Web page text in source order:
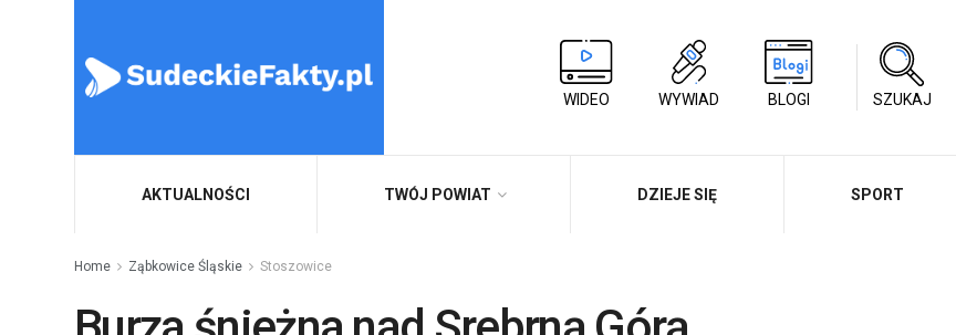
WIDEO WYWIAD BLOGI SZUKAJ
AKTUALNOŚCI TWÓJ POWIAT DZIEJE SIĘ SPORT
Home Ząbkowice Śląskie Stoszowice